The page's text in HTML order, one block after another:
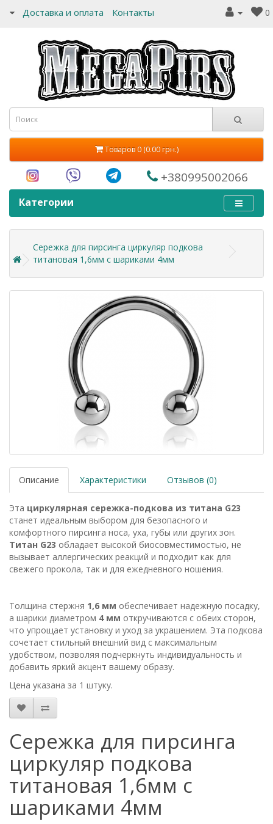
Доставка и оплата Контакты 0
Товаров 0 (0.00 грн.)
+380995002066
Категории
Сережка для пирсинга циркуляр подкова
титановая 1,6мм с шариками 4мм
Описание Характеристики Отзывов (0)
Эта циркулярная сережка-подкова из титана G23
станет идеальным выбором для безопасного и
комфортного пирсинга носа, уха, губы или других зон.
Титан G23 обладает высокой биосовместимостью, не
вызывает аллергических реакций и подходит как для
свежего прокола, так и для ежедневного ношения.
Толщина стержня 1,6 мм обеспечивает надежную посадку,
а шарики диаметром 4 мм откручиваются с обеих сторон,
что упрощает установку и уход за украшением. Эта подкова
сочетает стильный внешний вид с максимальным
удобством, позволяя подчеркнуть индивидуальность и
добавить яркий акцент вашему образу.
Цена указана за 1 штуку.
Сережка для пирсинга
циркуляр подкова
титановая 1,6мм с
шариками 4мм